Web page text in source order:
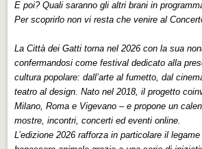
E poi? Quali saranno gli altri brani in
Per scoprirlo non vi resta che venire al
La Città dei Gatti torna nel 2026 con la sua
confermandosi come festival dedicato alla
cultura popolare: dall’arte al fumetto, dal
teatro al design. Nato nel 2018, il progetto
Milano, Roma e Vigevano – e propone un
mostre, incontri, concerti ed eventi online.
L’edizione 2026 rafforza in particolare il